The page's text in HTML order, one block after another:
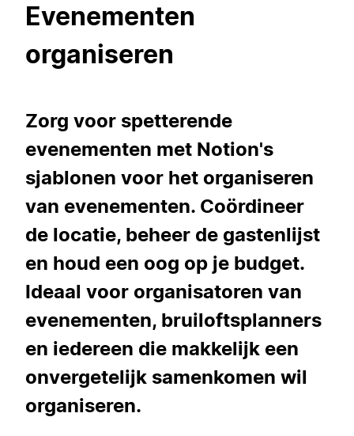
Evenementen
organiseren
Zorg voor spetterende
evenementen met Notion's
sjablonen voor het organiseren
van evenementen. Coördineer
de locatie, beheer de gastenlijst
en houd een oog op je budget.
Ideaal voor organisatoren van
evenementen, bruiloftsplanners
en iedereen die makkelijk een
onvergetelijk samenkomen wil
organiseren.